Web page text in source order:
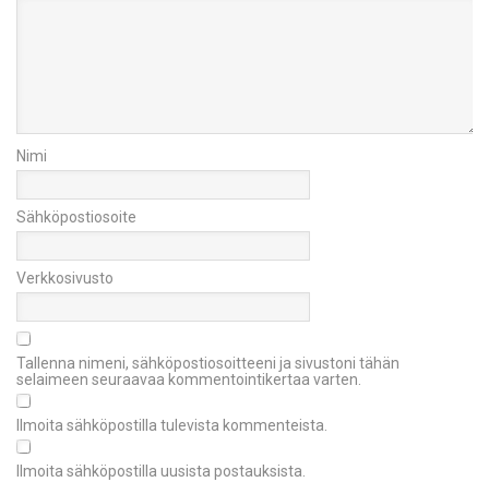
Nimi
Sähköpostiosoite
Verkkosivusto
Tallenna nimeni, sähköpostiosoitteeni ja sivustoni tähän
selaimeen seuraavaa kommentointikertaa varten.
Ilmoita sähköpostilla tulevista kommenteista.
Ilmoita sähköpostilla uusista postauksista.